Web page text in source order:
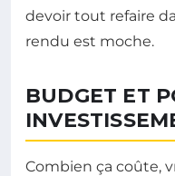
devoir tout refaire
rendu est moche.
BUDGET ET
Combien ça coûte,